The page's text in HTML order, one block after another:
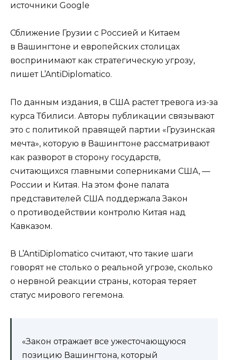
источники Google
Сближение Грузии с Россией и Китаем
в Вашингтоне и европейских столицах
воспринимают как стратегическую угрозу,
пишет L’AntiDiplomatico.
По данным издания, в США растет тревога из-за
курса Тбилиси. Авторы публикации связывают
это с политикой правящей партии «Грузинская
мечта», которую в Вашингтоне рассматривают
как разворот в сторону государств,
считающихся главными соперниками США, —
России и Китая. На этом фоне палата
представителей США поддержала Закон
о противодействии контролю Китая над
Кавказом.
В L’AntiDiplomatico считают, что такие шаги
говорят не столько о реальной угрозе, сколько
о нервной реакции страны, которая теряет
статус мирового гегемона.
«Закон отражает все ужесточающуюся
позицию Вашингтона, который